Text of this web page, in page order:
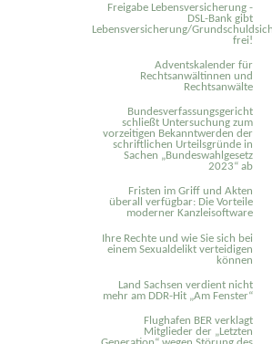
Freigabe Lebensversicherung -
DSL-Bank gibt
Lebensversicherung/
frei!
Adventskalender für
Rechtsanwältinnen und
Rechtsanwälte
Bundesverfassungsgericht
schließt Untersuchung zum
vorzeitigen Bekanntwerden der
schriftlichen Urteilsgründe in
Sachen „Bundeswahlgesetz
2023“ ab
Fristen im Griff und Akten
überall verfügbar: Die Vorteile
moderner Kanzleisoftware
Ihre Rechte und wie Sie sich bei
einem Sexual­delikt verteidigen
können
Land Sachsen verdient nicht
mehr am DDR-Hit „Am Fenster“
Flughafen BER verklagt
Mitglieder der „Letzten